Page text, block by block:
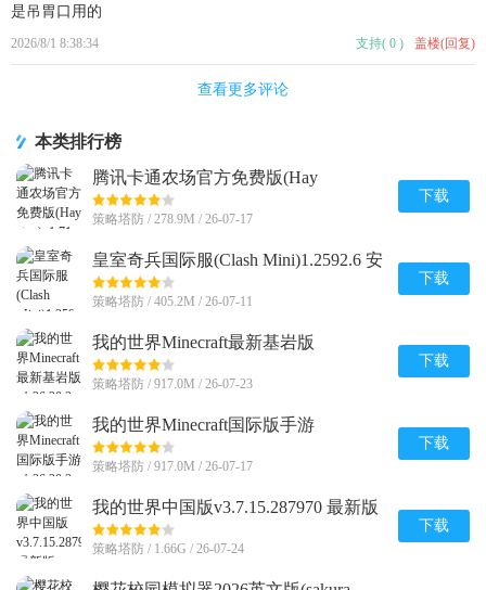
2026/8/1 8:38:34
是吊胃口用的
支持( 0 ) 盖楼(回复)
查看更多评论
本类排行榜
腾讯卡通农场官方免费版(Hay
Day)v1.71.1 安卓最新版
策略塔防 / 278.9M / 26-07-17
下载
皇室奇兵国际服(Clash Mini)1.2592.6 安
卓最新版
策略塔防 / 405.2M / 26-07-11
下载
我的世界Minecraft最新基岩版
v1.26.20.24 安卓免付费版
策略塔防 / 917.0M / 26-07-23
下载
我的世界Minecraft国际版手游
v1.26.20.24 官方最新版
策略塔防 / 917.0M / 26-07-17
下载
我的世界中国版v3.7.15.287970 最新版
策略塔防 / 1.66G / 26-07-24
下载